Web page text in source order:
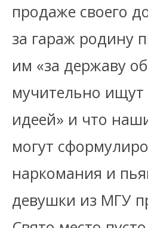
продаже своего
за гараж родину
им «за державу
мучительно ищут
идеей» и что
могут
наркомания и
девушки из МГУ